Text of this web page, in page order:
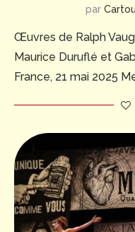
par
Œuvres de Ralph
Maurice Duruflé et
France, 21 mai 2025